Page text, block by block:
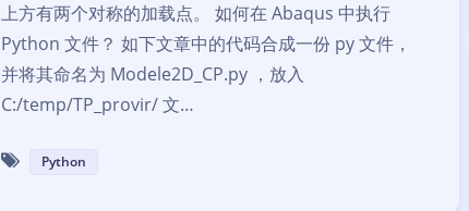
上方有两个对称的加载点。 如何在 Abaqus 中执行
Python 文件？ 如下文章中的代码合成一份 py 文件，
并将其命名为 Modele2D_CP.py ，放入
C:/temp/TP_provir/ 文…
Python